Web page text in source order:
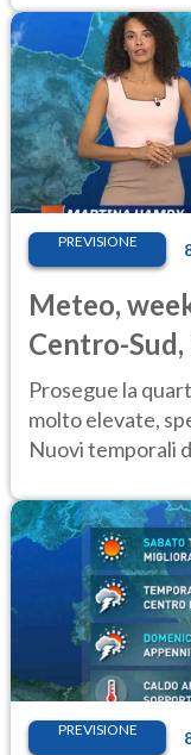
PREVISIONE
Meteo,
Centro-
Prosegue la
molto elevate,
Nuovi temporali
PREVISIONE